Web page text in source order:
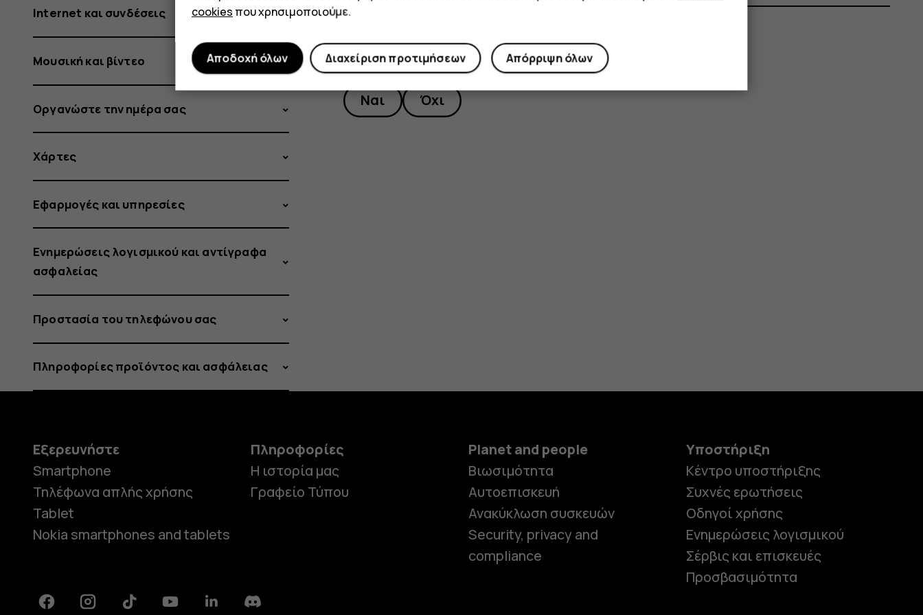
Το βρήκατε χρήσιμο;
Ναι Όχι
Internet και συνδέσεις
Μουσική και βίντεο
Οργανώστε την ημέρα σας
Χάρτες
Εφαρμογές και υπηρεσίες
Ενημερώσεις λογισμικού και αντίγραφα
ασφαλείας
Προστασία του τηλεφώνου σας
Πληροφορίες προϊόντος και ασφάλειας
Εξερευνήστε
Smartphone
Τηλέφωνα απλής χρήσης
Tablet
Nokia smartphones and tablets
Πληροφορίες
Η ιστορία μας
Γραφείο Τύπου
Planet and people
Βιωσιμότητα
Αυτοεπισκευή
Ανακύκλωση συσκευών
Security, privacy and
compliance
Υποστήριξη
Κέντρο υποστήριξης
Συχνές ερωτήσεις
Οδηγοί χρήσης
Ενημερώσεις λογισμικού
Σέρβις και επισκευές
Προσβασιμότητα
FacebookInstagramTiktok YoutubeLinkedinDiscord
cookies που χρησιμοποιούμε.
Απόρριψη όλων
Διαχείριση προτιμήσεων
Αποδοχή όλων